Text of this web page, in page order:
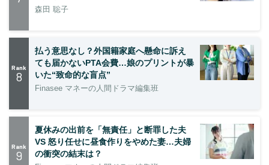
森田 聡子
Rank
8
払う意思なし？外国籍家庭へ懸命に訴え
ても届かないPTA会費…娘のプリントが暴
いた“致命的な盲点”
Finasee マネーの人間ドラマ編集班
Rank
9
夏休みの出前を「無責任」と断罪した夫
VS 怒り任せに昼食作りをやめた妻…夫婦
の衝突の結末は？